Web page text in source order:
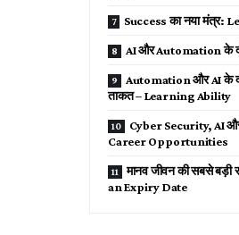
Success का नया मंत्र:
AI और Automation के
Automation और AI के
ताकत – Learning Ability
Cyber Security, AI
Career Opportunities
मानव जीवन की सबसे
an Expiry Date